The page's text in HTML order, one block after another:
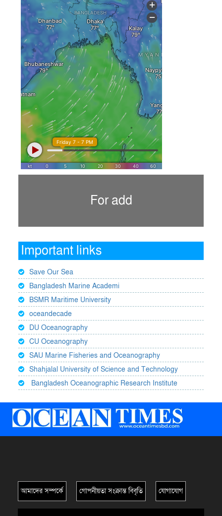
For add
Important links
Save Our Sea
Bangladesh Marine Academi
BSMR Maritime University
oceandecade
DU Oceanography
CU Oceanography
SAU Marine Fisheries and Oceanography
Shahjalal University of Science and Technology
Bangladesh Oceanographic Research Institute
আমাদের সম্পর্কে গোপনীয়তা সংক্রান্ত বিবৃতি যোগাযোগ